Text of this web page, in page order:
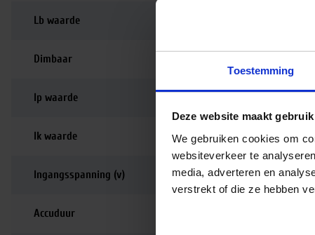
Toestemming
Deze website maakt
We gebruiken cookies om
websiteverkeer te
media, adverteren en
verstrekt of die ze hebben
Lb waarde
Dimbaar
Ip waarde
Ik waarde IK07
Ingangsspanning (v) 220-240
Accuduur